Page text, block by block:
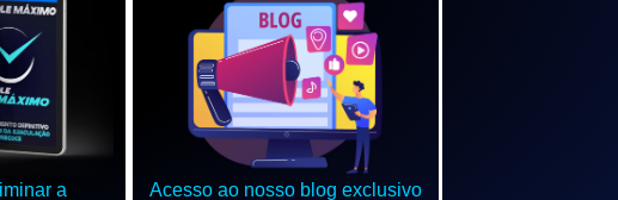
a
Acesso ao nosso blog exclusivo